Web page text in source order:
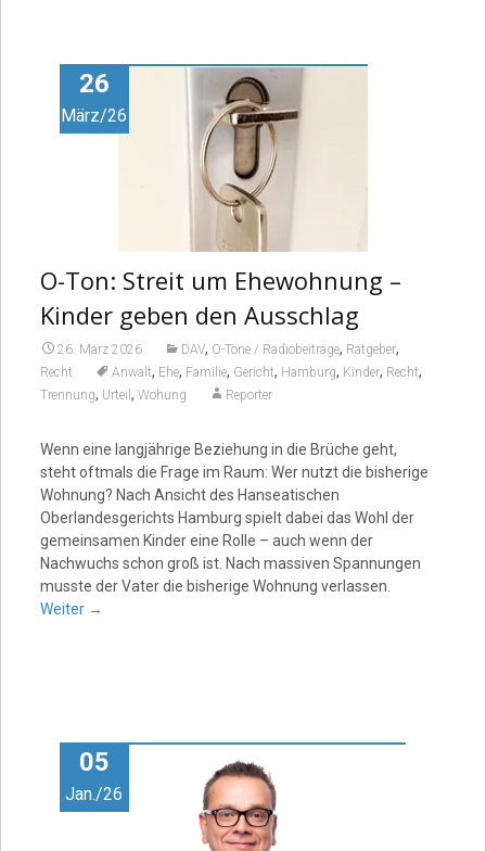
26
März/26
O-Ton: Streit um Ehewohnung –
Kinder geben den Ausschlag
26. März 2026 DAV, O-Töne / Radiobeiträge, Ratgeber,
Recht Anwalt, Ehe, Familie, Gericht, Hamburg, Kinder, Recht,
Trennung, Urteil , Wohung Reporter
Wenn eine langjährige Beziehung in die Brüche geht,
steht oftmals die Frage im Raum: Wer nutzt die bisherige
Wohnung? Nach Ansicht des Hanseatischen
Oberlandesgerichts Hamburg spielt dabei das Wohl der
gemeinsamen Kinder eine Rolle – auch wenn der
Nachwuchs schon groß ist. Nach massiven Spannungen
musste der Vater die bisherige Wohnung verlassen.
Weiter →
05
Jan./26